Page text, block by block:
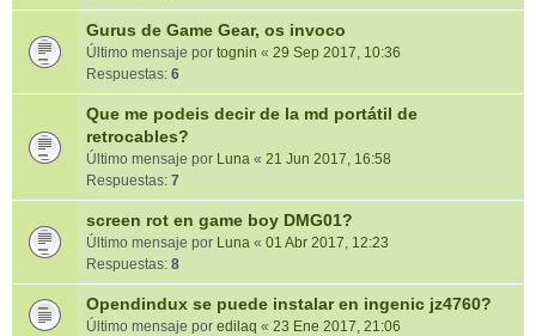
Gurus de Game Gear, os invoco
Último mensaje por tognin « 29 Sep 2017, 10:36
Respuestas: 6
Que me podeis decir de la md portátil de
retrocables?
Último mensaje por Luna « 21 Jun 2017, 16:58
Respuestas: 7
screen rot en game boy DMG01?
Último mensaje por Luna « 01 Abr 2017, 12:23
Respuestas: 8
Opendindux se puede instalar en ingenic jz4760?
Último mensaje por edilaq « 23 Ene 2017, 21:06